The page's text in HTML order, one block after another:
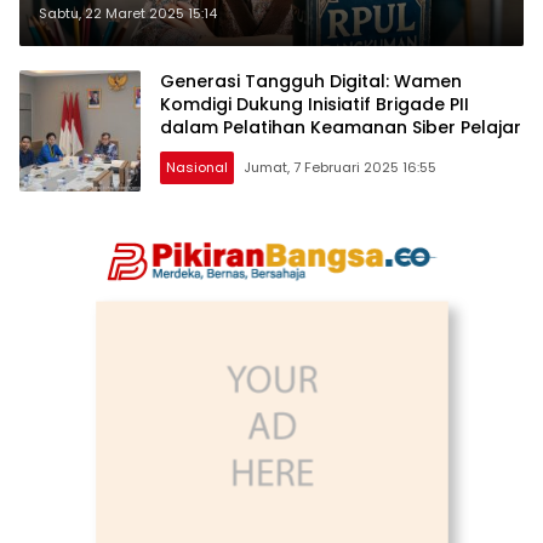
Sabtu, 22 Maret 2025 15:14
Generasi Tangguh Digital: Wamen
Komdigi Dukung Inisiatif Brigade PII
dalam Pelatihan Keamanan Siber Pelajar
Nasional Jumat, 7 Februari 2025 16:55